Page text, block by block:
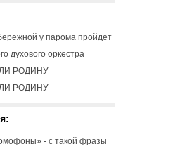
у парома пройдет
духового оркестра
РОДИНУ
РОДИНУ
- с такой фразы